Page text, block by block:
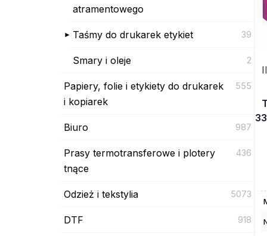
atramentowego
Taśmy do drukarek etykiet 39
Smary i oleje 2
Papiery, folie i etykiety do drukarek
i kopiarek
555
Biuro 987
Prasy termotransferowe i plotery
tnące
436
Odzież i tekstylia 5073
DTF 918